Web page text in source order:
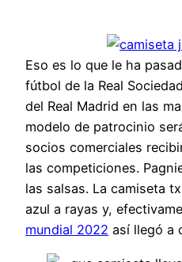
Eso es lo que le ha
fútbol de la Real
del Real Madrid en las
modelo de patrocinio
socios comerciales
las competiciones.
las salsas. La camiseta
azul a rayas y,
mundial 2022 así llegó a